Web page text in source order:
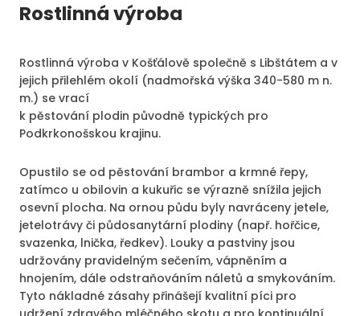
Rostlinná výroba
Rostlinná výroba v Košťálově společně s Libštátem a v
jejich přilehlém okolí (nadmořská výška 340-580 m n.
m.) se vrací
k pěstování plodin původně typických pro
Podkrkonošskou krajinu.
Opustilo se od pěstování brambor a krmné řepy,
zatímco u obilovin a kukuřic se výrazně snížila jejich
osevní plocha. Na ornou půdu byly navráceny jetele,
jetelotrávy či půdosanytární plodiny (např. hořčice,
svazenka, lnička, ředkev). Louky a pastviny jsou
udržovány pravidelným sečením, vápněním a
hnojením, dále odstraňováním náletů a smykováním.
Tyto nákladné zásahy přinášejí kvalitní píci pro